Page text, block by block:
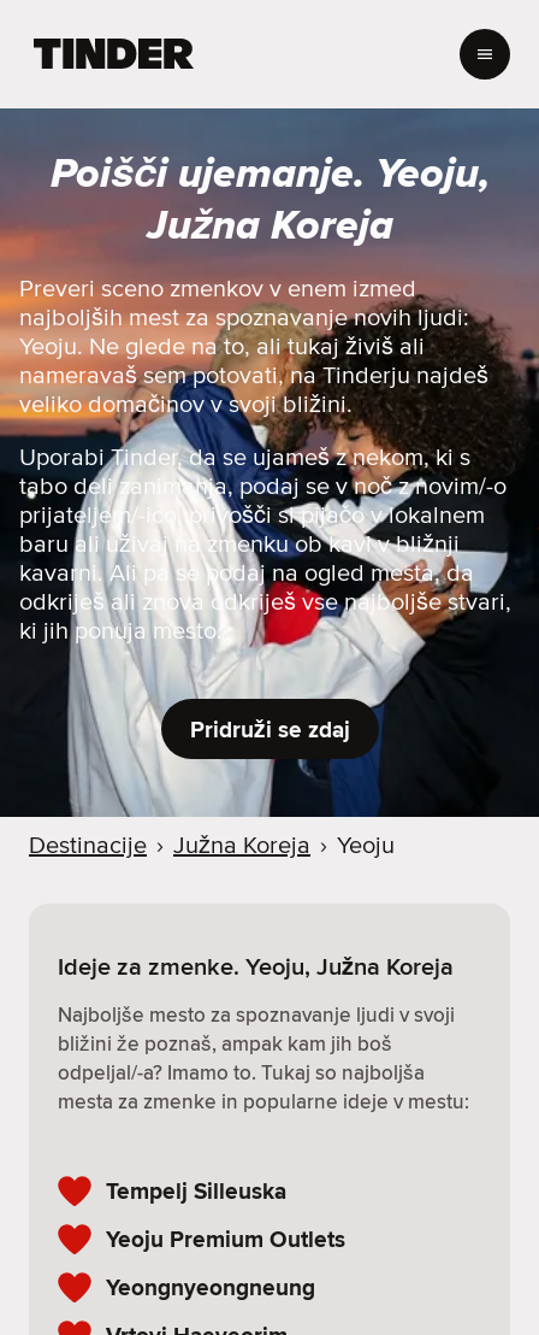
e
r
:
D
m
o
v
Poišči ujemanje. Yeoju,
Južna Koreja
Preveri sceno zmenkov v enem izmed
najboljših mest za spoznavanje novih ljudi:
Yeoju. Ne glede na to, ali tukaj živiš ali
nameravaš sem potovati, na Tinderju najdeš
veliko domačinov v svoji bližini.
Uporabi Tinder, da se ujameš z nekom, ki s
tabo deli zanimanja, podaj se v noč z novim/-o
prijateljem/-ico, privošči si pijačo v lokalnem
baru ali uživaj na zmenku ob kavi v bližnji
kavarni. Ali pa se podaj na ogled mesta, da
odkriješ ali znova odkriješ vse najboljše stvari,
ki jih ponuja mesto.
Pridruži se zdaj
Destinacije › Južna Koreja › Yeoju
Ideje za zmenke. Yeoju, Južna Koreja
Najboljše mesto za spoznavanje ljudi v svoji
bližini že poznaš, ampak kam jih boš
odpeljal/-a? Imamo to. Tukaj so najboljša
mesta za zmenke in popularne ideje v mestu:
Tempelj Silleuska
Yeoju Premium Outlets
Yeongnyeongneung